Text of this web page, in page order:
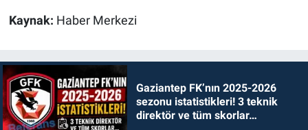
Kaynak: Haber Merkezi
Gaziantep FK’nın 2025-2026
sezonu istatistikleri! 3 teknik
direktör ve tüm skorlar…